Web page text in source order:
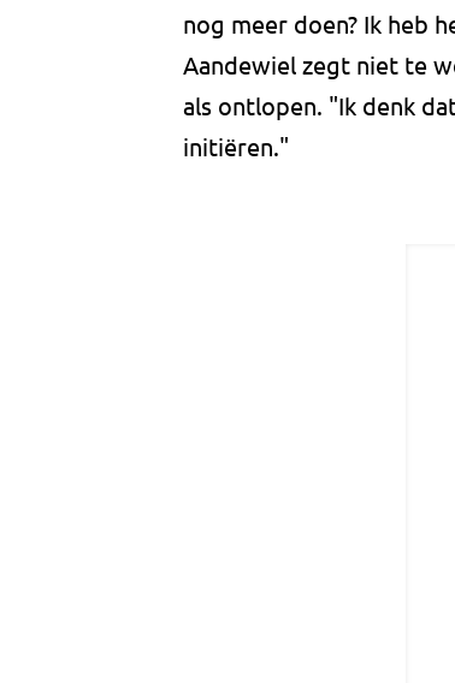
nog meer doen? Ik heb
Aandewiel zegt niet te
als ontlopen. "Ik denk
initiëren."